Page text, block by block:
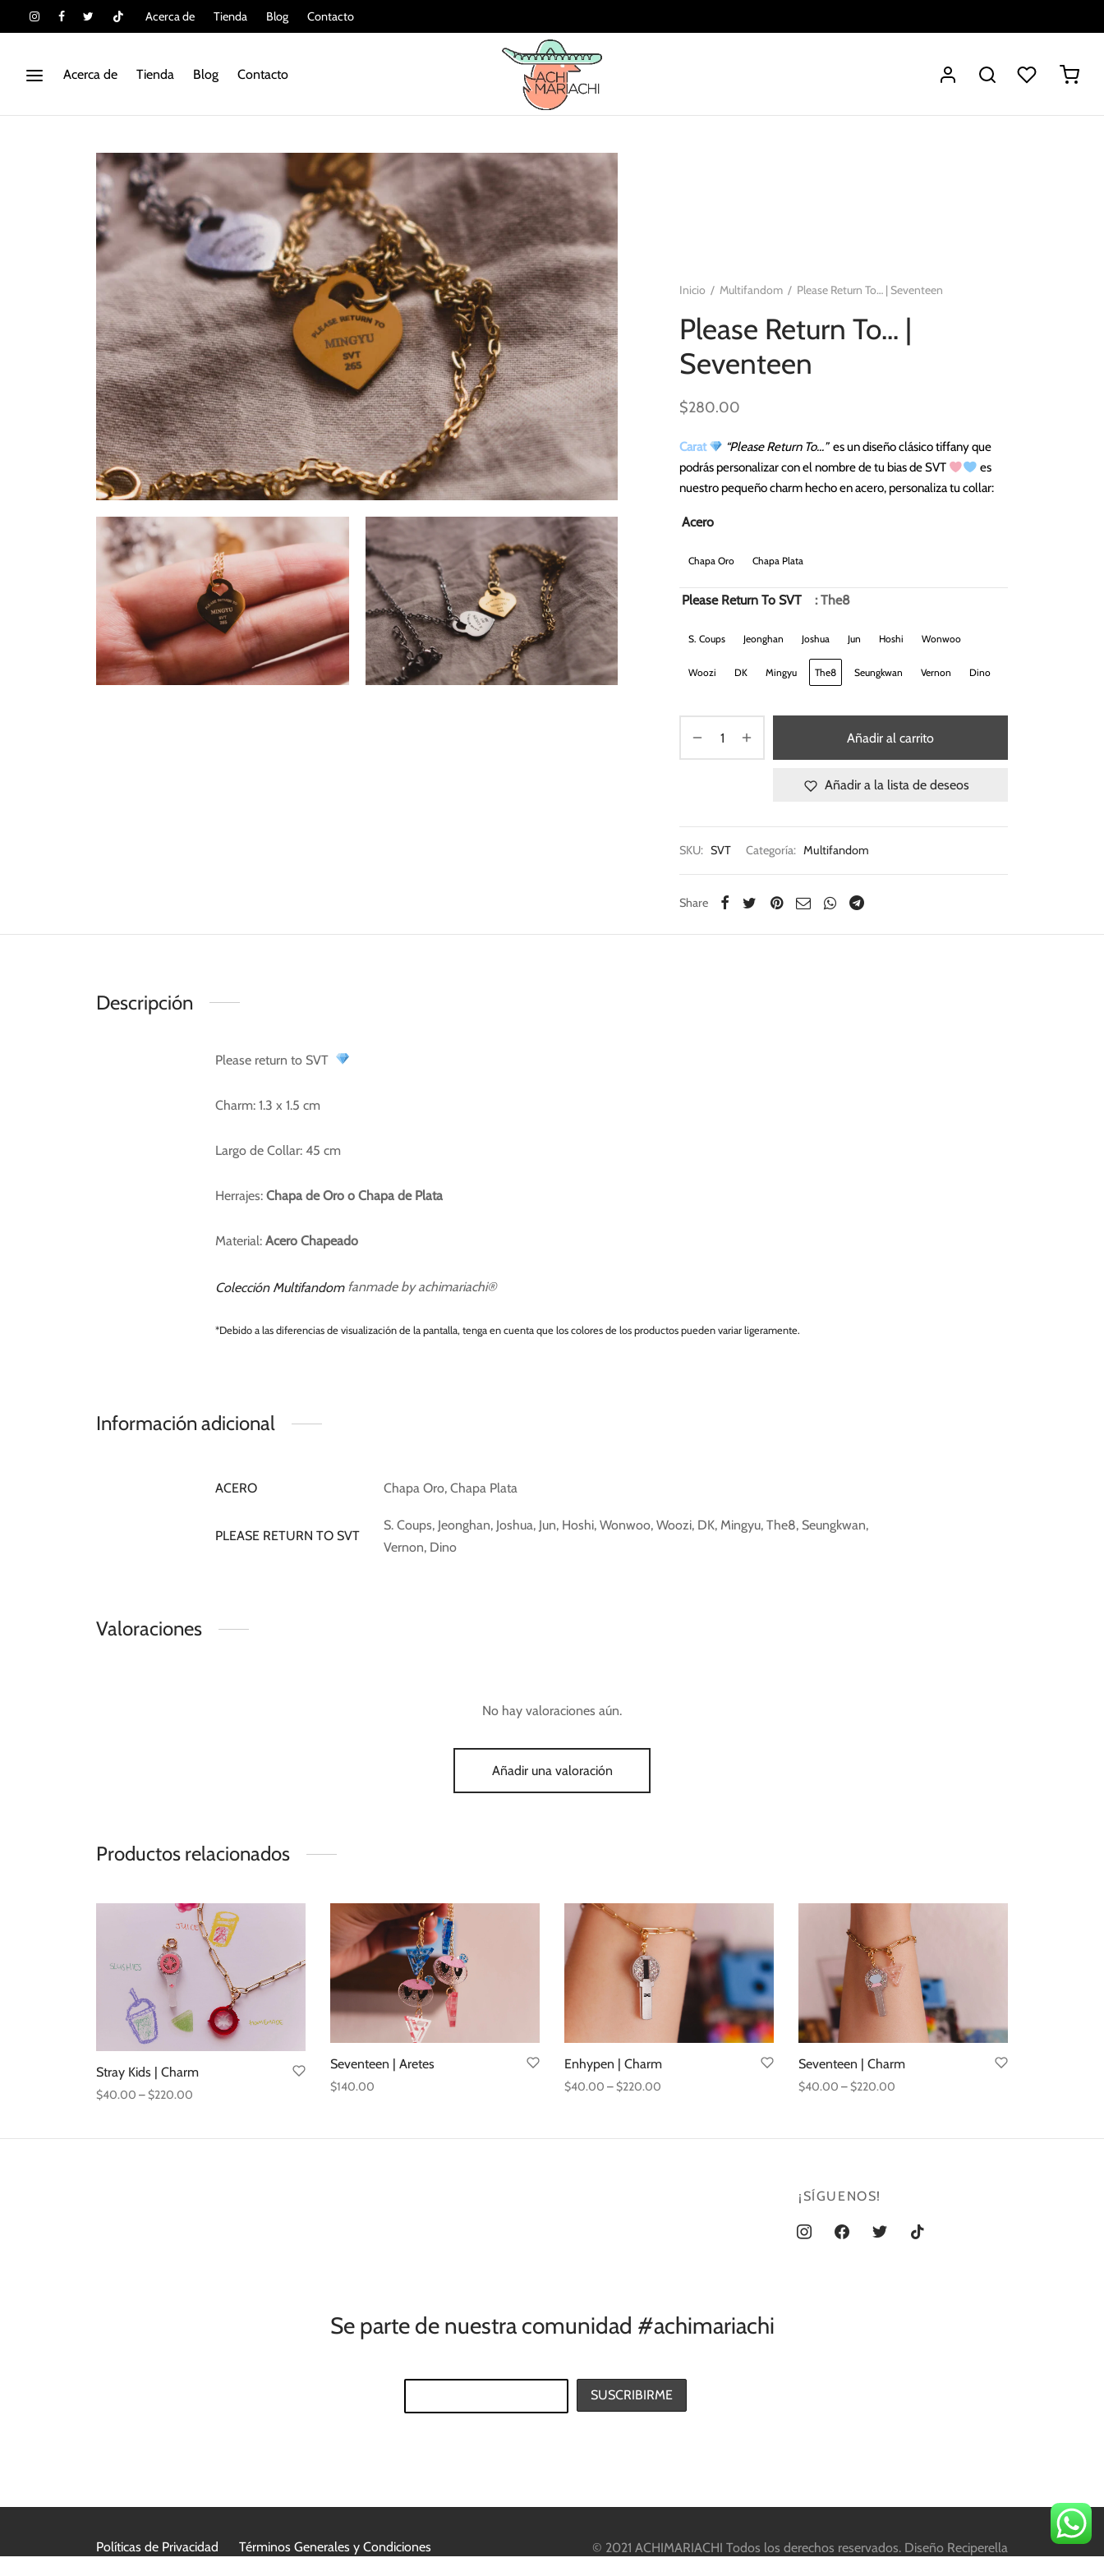
Acerca de Tienda Blog Contacto
Acerca de Tienda Blog Contacto
Inicio / Multifandom / Please Return To… | Seventeen
Please Return To… |
Seventeen
$280.00
Carat “Please Return To…”es un diseño clásico tiffany que
podrás personalizar con el nombre de tu bias de SVT
es
nuestro pequeño charm hecho en acero, personaliza tu collar:
Acero
Chapa Oro Chapa Plata
Please Return To SVT : The8
S. Coups Jeonghan Joshua Jun Hoshi Wonwoo
Woozi DK Mingyu The8 Seungkwan Vernon Dino
Añadir al carrito
Añadir a la lista de deseos
SKU: SVT Categoría: Multifandom
Share
Descripción
Please return to SVT
Charm: 1.3 x 1.5 cm
Largo de Collar: 45 cm
Herrajes: Chapa de Oro o Chapa de Plata
Material: Acero Chapeado
Colección Multifandomfanmade by achimariachi®
*Debido a las diferencias de visualización de la pantalla, tenga en cuenta que los colores de los productos pueden variar ligeramente.
Información adicional
ACERO Chapa Oro, Chapa Plata
PLEASE RETURN TO SVT
S. Coups, Jeonghan, Joshua, Jun, Hoshi, Wonwoo, Woozi, DK, Mingyu, The8, Seungkwan,
Vernon, Dino
Valoraciones
No hay valoraciones aún.
Añadir una valoración
Productos relacionados
Stray Kids | Charm
$40.00 –$220.00
Seventeen | Aretes
$140.00
Enhypen | Charm
$40.00 –$220.00
Seventeen | Charm
$40.00 –$220.00
¡SÍGUENOS!
instagramfacebooktwitter tiktok
Se parte de nuestra comunidad #achimariachi
Políticas de Privacidad Términos Generales y Condiciones © 2021 ACHIMARIACHI Todos los derechos reservados. Diseño Reciperella